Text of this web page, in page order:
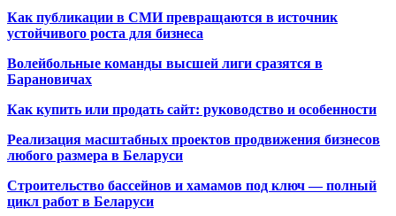
Как публикации в СМИ превращаются в источник
устойчивого роста для бизнеса
Волейбольные команды высшей лиги сразятся в
Барановичах
Как купить или продать сайт: руководство и особенности
Реализация масштабных проектов продвижения бизнесов
любого размера в Беларуси
Строительство бассейнов и хамамов под ключ — полный
цикл работ в Беларуси